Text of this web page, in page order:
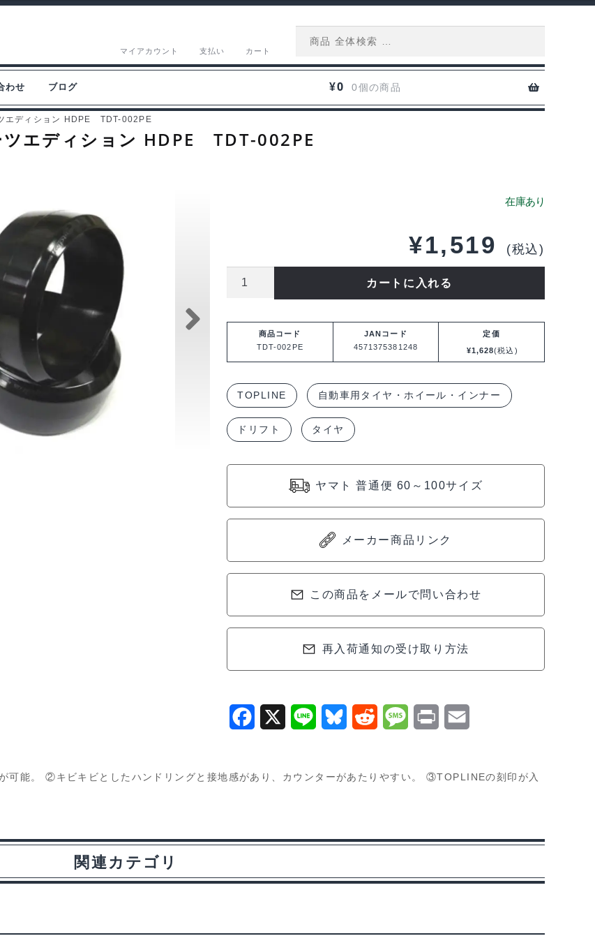
マイアカウント 支払い カート
わせ ブログ ¥0 0個の商品
エディション HDPE TDT-002PE
エディション HDPE TDT-002PE
¥1,519 (税込)
TOPLINE
イ
ス
ー
エ
HDPE
002PE
カートに入れる
商品コード
TDT-002PE
JANコード
4571375381248
定価
¥1,628(税込)
TOPLINE 自動車用タイヤ・ホイール・インナー
ドリフト タイヤ
ヤマト 普通便 60～100サイズ
メーカー商品リンク
この商品をメールで問い合わせ
再入荷通知の受け取り方法
o
X B
k
R
t
M
g
可能。 ②キビキビとしたハンドリングと接地感があり、カウンターがあたりやすい。 ③TOPLINEの刻印が入
関連カテゴリ